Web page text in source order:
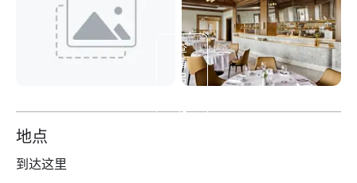
查
看
另
13
地点
到达这里